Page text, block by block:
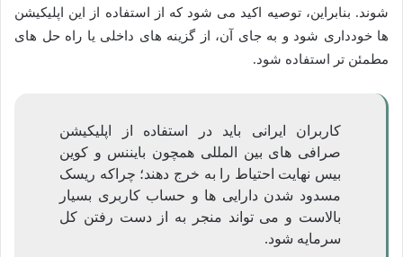
شوند. بنابراین، توصیه اکید می شود که از استفاده از این اپلیکیشن
ها خودداری شود و به جای آن، از گزینه های داخلی یا راه حل های
مطمئن تر استفاده شود.
کاربران ایرانی باید در استفاده از اپلیکیشن
صرافی های بین المللی همچون بایننس و کوین
بیس نهایت احتیاط را به خرج دهند؛ چراکه ریسک
مسدود شدن دارایی ها و حساب کاربری بسیار
بالاست و می تواند منجر به از دست رفتن کل
سرمایه شود.